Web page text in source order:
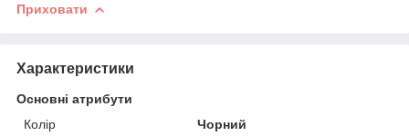
Приховати
Характеристики
Основні атрибути
Колір
Чорний